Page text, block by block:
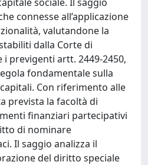
connesse all’applicazione
valutandone la
dalla Corte di
previgenti artt. 2449-2450,
fondamentale sulla
Con riferimento alle
prevista la facoltà di
finanziari partecipativi
di nominare
Il saggio analizza il
del diritto speciale